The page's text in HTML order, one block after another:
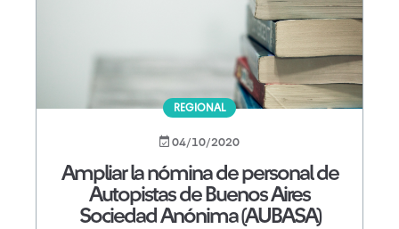
REGIONAL
04/10/2020
Ampliar la nómina de personal de
Autopistas de Buenos Aires
Sociedad Anónima (AUBASA)